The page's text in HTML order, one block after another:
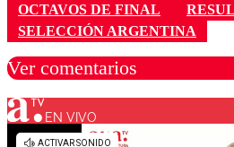
OCTAVOS DE FINAL
SELECCIÓN ARGENTINA
Ver comentarios
Los comentarios son
EN VIVO